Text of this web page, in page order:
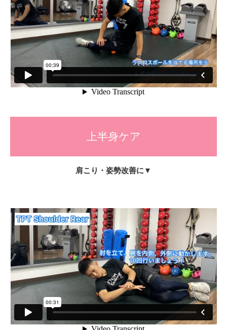
上半身ケア
肩こり・姿勢改善に▼